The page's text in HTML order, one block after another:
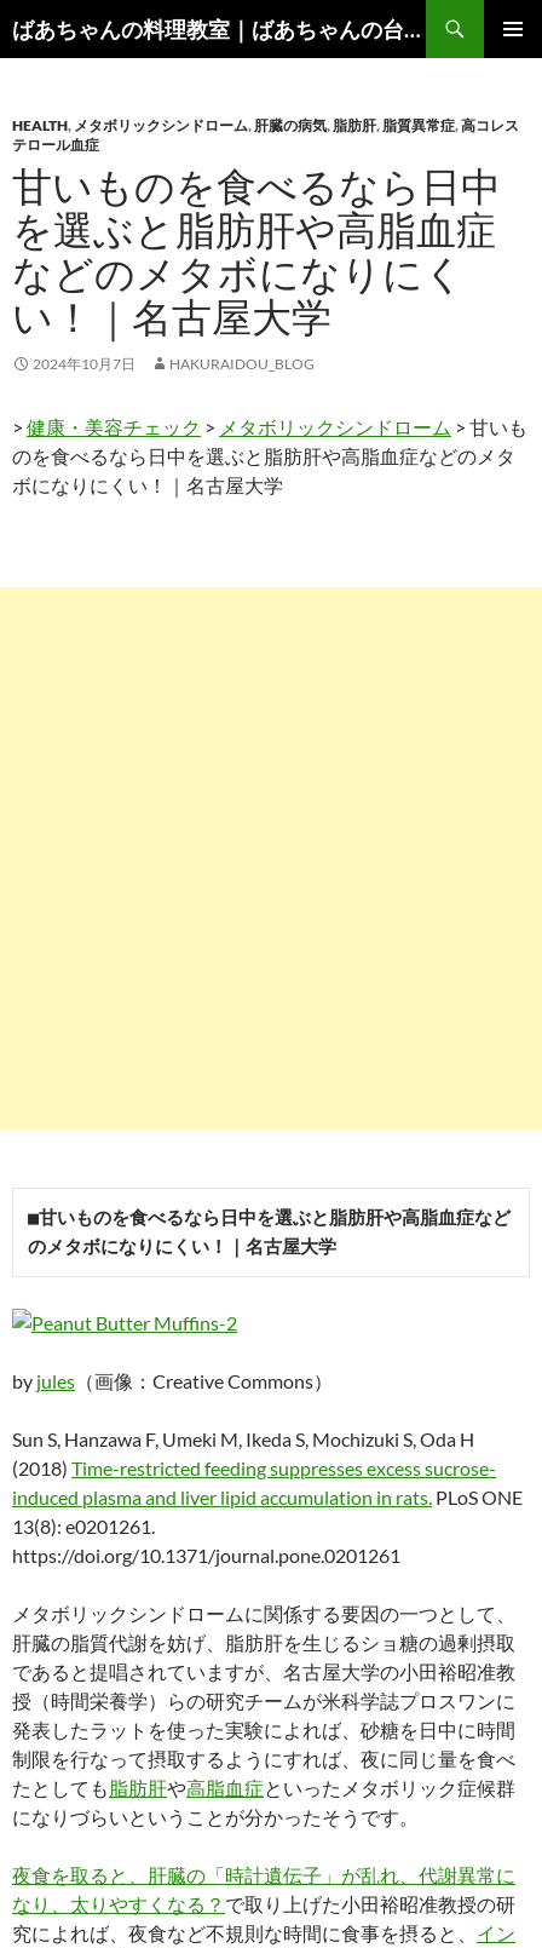
ン
ツ
へ
ス
ッ
プ
ばあちゃんの料理教室｜ばあちゃんの台所から学ぶ、食と健康の知恵
索
HEALTH, メタボリックシンドローム, 肝臓の病気, 脂肪肝, 脂質異常症,高コレス
テロール血症
甘いものを食べるなら日中
を選ぶと脂肪肝や高脂血症
などのメタボになりにく
い！｜名古屋大学
2024年10月7日 HAKURAIDOU_BLOG
> 健康・美容チェック > メタボリックシンドローム > 甘いも
のを食べるなら日中を選ぶと脂肪肝や高脂血症などのメタ
ボになりにくい！｜名古屋大学
■甘いものを食べるなら日中を選ぶと脂肪肝や高脂血症など
のメタボになりにくい！｜名古屋大学
by jules （画像：Creative Commons）
Sun S, Hanzawa F, Umeki M, Ikeda S, Mochizuki S, Oda H
(2018) Time-restricted feeding suppresses excess sucrose-
induced plasma and liver lipid accumulation in rats. PLoS ONE
13(8): e0201261.
https://doi.org/10.1371/journal.pone.0201261
メタボリックシンドロームに関係する要因の一つとして、
肝臓の脂質代謝を妨げ、脂肪肝を生じるショ糖の過剰摂取
であると提唱されていますが、名古屋大学の小田裕昭准教
授（時間栄養学）らの研究チームが米科学誌プロスワンに
発表したラットを使った実験によれば、砂糖を日中に時間
制限を行なって摂取するようにすれば、夜に同じ量を食べ
たとしても 脂肪肝や高脂血症といったメタボリック症候群
になりづらいということが分かったそうです。
夜食を取ると、肝臓の「時計遺伝子」が乱れ、代謝異常に
なり、太りやすくなる？ で取り上げた小田裕昭准教授の研
究によれば、夜食など不規則な時間に食事を摂ると、 イン